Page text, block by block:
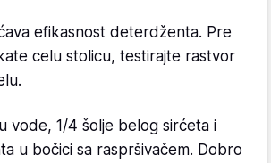
efikasnost deterdženta. Pre
celu stolicu, testirajte rastvor
vode, 1/4 šolje belog sirćeta i
u bočici sa raspršivačem. Dobro